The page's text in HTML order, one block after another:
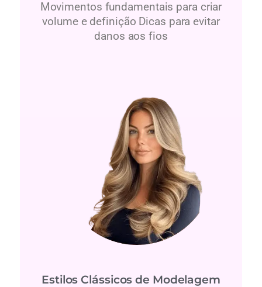
Movimentos fundamentais para criar
volume e definição Dicas para evitar
danos aos fios
Estilos Clássicos de Modelagem